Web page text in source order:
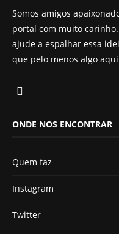
Somos amigos
portal com muito
ajude a espalhar essa
que pelo menos algo
ONDE NOS ENCONTRAR
Quem faz
Instagram
Twitter